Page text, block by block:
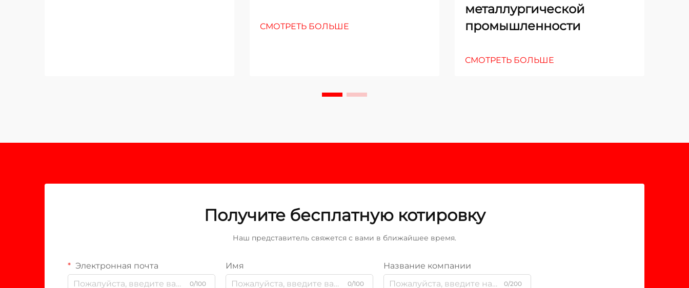
СМОТРЕТЬ БОЛЬШЕ
металлургической
промышленности
СМОТРЕТЬ БОЛЬШЕ
Получите бесплатную котировку
Наш представитель свяжется с вами в ближайшее время.
Электронная почта
0/100
Имя
0/100
Название компании
0/200